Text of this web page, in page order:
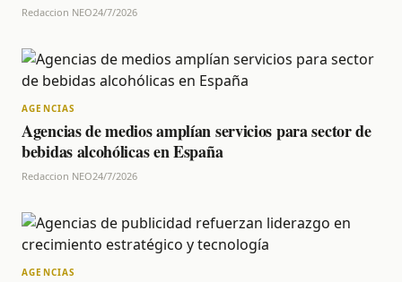
Redaccion NEO24/7/2026
AGENCIAS
Agencias de medios amplían servicios para sector de
bebidas alcohólicas en España
Redaccion NEO24/7/2026
AGENCIAS